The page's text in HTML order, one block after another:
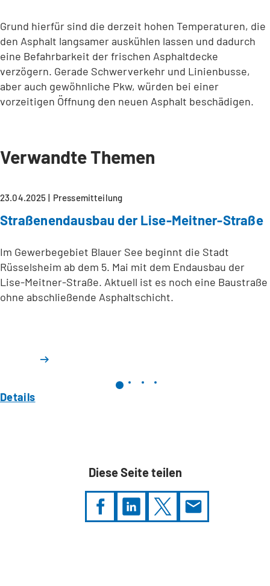
Grund hierfür sind die derzeit hohen Temperaturen, die
den Asphalt langsamer auskühlen lassen und dadurch
eine Befahrbarkeit der frischen Asphaltdecke
verzögern. Gerade Schwerverkehr und Linienbusse,
aber auch gewöhnliche Pkw, würden bei einer
vorzeitigen Öffnung den neuen Asphalt beschädigen.
Verwandte Themen
23.04.2025 Pressemitteilung
Straßenendausbau der Lise-Meitner-Straße
Im Gewerbegebiet Blauer See beginnt die Stadt
Rüsselsheim ab dem 5. Mai mit dem Endausbau der
Lise-Meitner-Straße. Aktuell ist es noch eine Baustraße
ohne abschließende Asphaltschicht.
Details
Diese Seite teilen